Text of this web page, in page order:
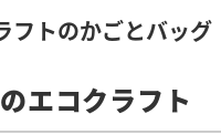
フトのかごとバッグ
エコクラフト